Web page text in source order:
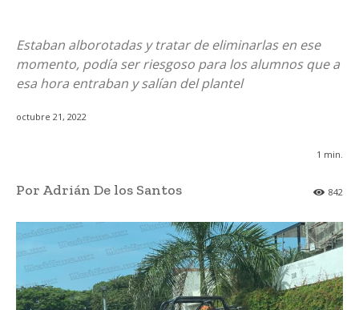
Estaban alborotadas y tratar de eliminarlas en ese
momento, podía ser riesgoso para los alumnos que a
esa hora entraban y salían del plantel
octubre 21, 2022
1 min.
842
Por Adrián De los Santos